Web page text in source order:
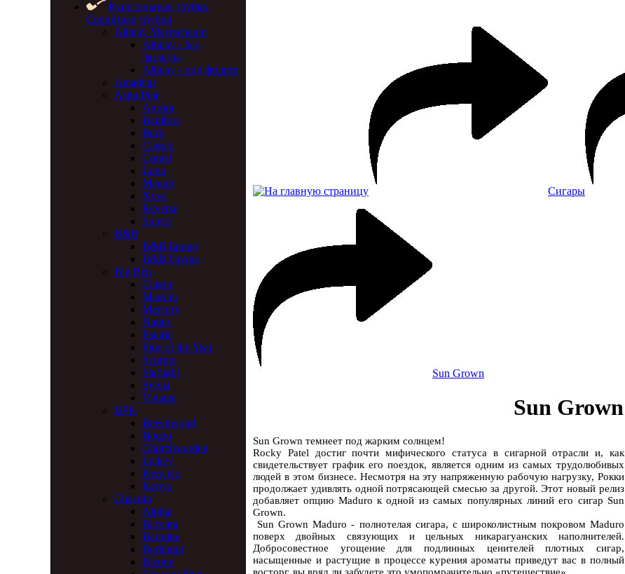
Курительные трубки
Серийные трубки
Altinay Meerschaum
Altinay - без
фильтра
Altinay - под фильтр
Amadeus
Astra Pipe
Aurora
Bamboo
Berk
Classic
Comet
Luna
Magnit
Nova
Reverse
Spigot
B&B
B&B Бриар
B&B Груша
Big Ben
Classic
Maestro
Mercury
Nautic
Pacific
Pipe of the Year
Scorpio
Starlight
Sylvia
Vintage
BPK
Beechwood
Bonzo
Churchwarden
Jockey
Kenvelo
Kenyo
Chacom
Alpina
Baccara
Baroque
Berlingot
Bienne
Сигары
Sun Grown
Sun Grown
Sun Grown темнеет под жарким солнцем!
Rocky Patel достиг почти мифического статуса в сигарной отрасли и, как
свидетельствует график его поездок, является одним из самых трудолюбивых
людей в этом бизнесе. Несмотря на эту напряженную рабочую нагрузку, Рокки
продолжает удивлять одной потрясающей смесью за другой. Этот новый релиз
добавляет опцию Maduro к одной из самых популярных линий его сигар Sun
Grown.
Sun Grown Maduro - полнотелая сигара, с широколистным покровом Maduro
поверх двойных связующих и цельных никарагуанских наполнителей.
Добросовестное угощение для подлинных ценителей плотных сигар,
насыщенные и растущие в процессе курения ароматы приведут вас в полный